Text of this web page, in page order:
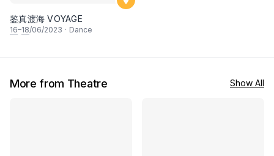
鉴真渡海 VOYAGE
16–18/06/2023 · Dance
More from Theatre Show All